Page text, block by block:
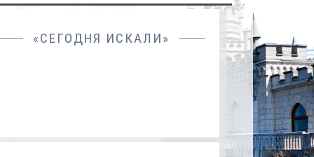
«СЕГОДНЯ ИСКАЛИ»